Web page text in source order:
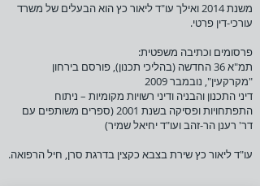
משנת 2014 ואילך עו"ד ליאור כץ הוא הבעלים של משרד
עורכי-דין פרטי.
פרסומים וכתיבה משפטית:
תמ"א 36 החדשה (בהליכי תכנון), פורסם בירחון
"מקרקעין", נובמבר 2009
דיני התכנון והבניה ודיני רשויות מקומיות – ניתוח
התפתחויות ופסיקה בשנת 2001 (ספרים משותפים עם
דר' רענן הר-זהב ועו"ד יחיאל שמיר)
עו"ד ליאור כץ שירת בצבא כקצין בדרגת סרן, חיל הרפואה.